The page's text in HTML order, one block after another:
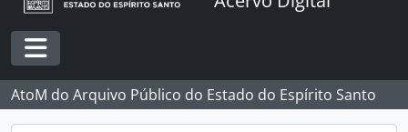
Toggle navigation
AtoM do Arquivo Público do Estado do Espírito Santo